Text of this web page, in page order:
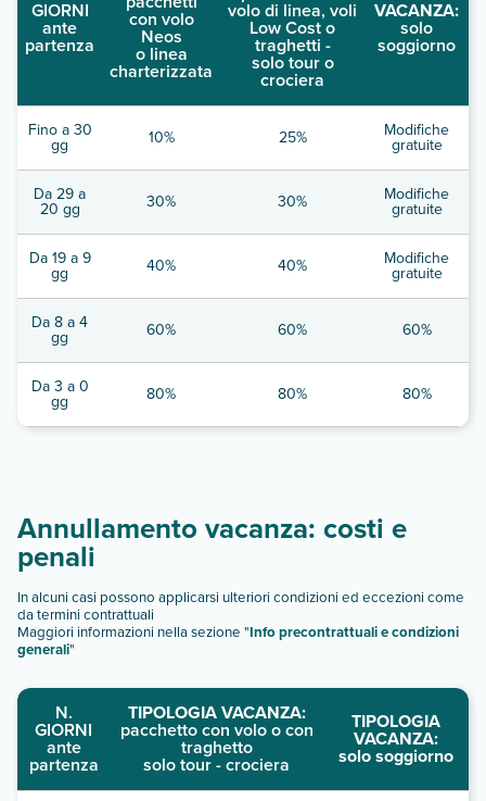
GIORNI
ante
partenza
con volo
Neos
o linea
charterizzata
volo di linea, voli
Low Cost o
traghetti -
solo tour o
crociera
VACANZA:
solo
soggiorno
Fino a 30
gg 10% 25% Modifiche
gratuite
Da 29 a
20 gg 30% 30% Modifiche
gratuite
Da 19 a 9
gg 40% 40% Modifiche
gratuite
Da 8 a 4
gg 60% 60% 60%
Da 3 a 0
gg 80% 80% 80%
Annullamento vacanza: costi e
penali
In alcuni casi possono applicarsi ulteriori condizioni ed eccezioni come
da termini contrattuali
Maggiori informazioni nella sezione "Info precontrattuali e condizioni
generali"
N.
GIORNI
ante
partenza
TIPOLOGIA VACANZA:
pacchetto con volo o con
traghetto
solo tour - crociera
TIPOLOGIA
VACANZA:
solo soggiorno